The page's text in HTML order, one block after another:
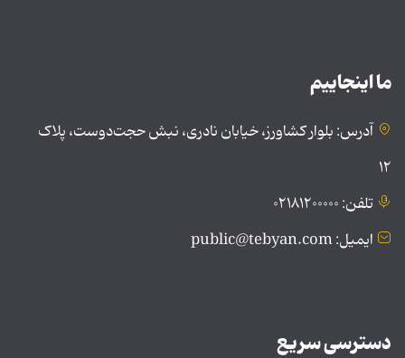
ما اینجاییم
آدرس: بلوار کشاورز، خیابان نادری، نبش حجت‌دوست، پلاک
۱۲
تلفن: ۰۲۱۸۱۲۰۰۰۰۰
ایمیل: public@tebyan.com
دسترسی سریع